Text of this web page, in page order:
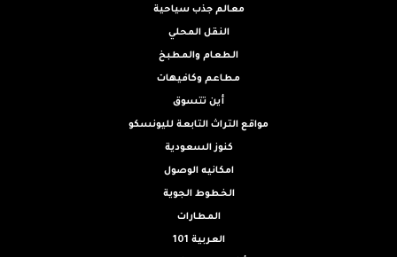
معالم جذب سياحية
النقل المحلي
الطعام والمطبخ
مطاعم وكافيهات
أين تتسوق
مواقع التراث التابعة لليونسكو
كنوز السعودية
امكانيه الوصول
الخطوط الجوية
المطارات
العربية 101